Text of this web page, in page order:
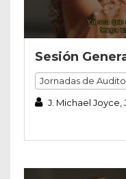
Sesión
Jornadas de
J. Michael Joyce,